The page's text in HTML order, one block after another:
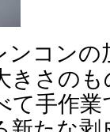
コンの
きさの
て手作